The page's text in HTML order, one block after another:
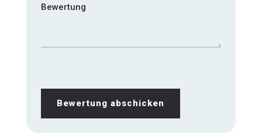
Bewertung
Bewertung abschicken